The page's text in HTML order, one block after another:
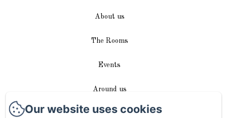
About us
The Rooms
Events
Around us
Access / Contact
Our website uses cookies